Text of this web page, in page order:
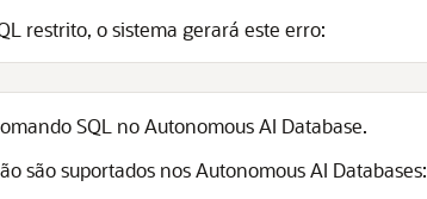
restrito, o sistema gerará este erro:
SQL no Autonomous AI Database.
são suportados nos Autonomous AI Databases: